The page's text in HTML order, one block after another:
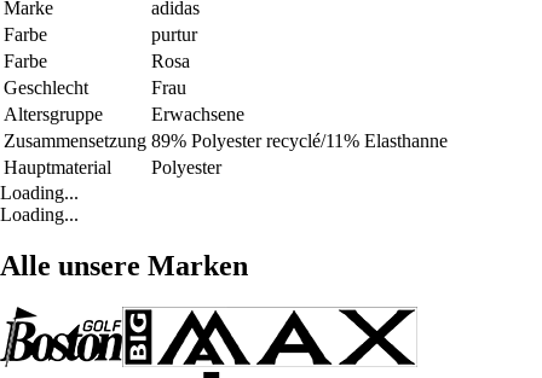
Marke
adidas
Farbe
purtur
Farbe
Rosa
Geschlecht
Frau
Altersgruppe
Erwachsene
Zusammensetzung 89% Polyester recyclé/11% Elasthanne
Hauptmaterial
Polyester
Loading...
Loading...
Alle unsere Marken